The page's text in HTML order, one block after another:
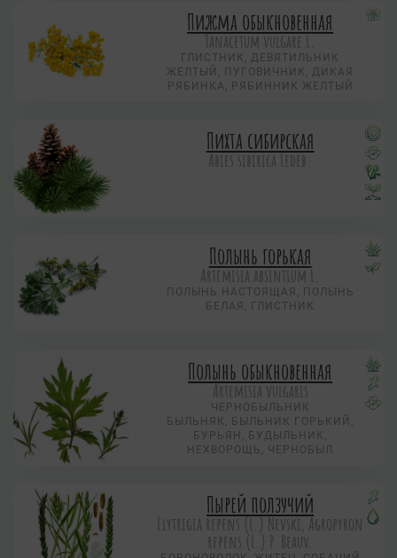
Пижма обыкновенная
Tanacetum vulgare L.
ГЛИСТНИК, ДЕВЯТИЛЬНИК
ЖЕЛТЫЙ, ПУГОВИЧНИК, ДИКАЯ
РЯБИНКА, РЯБИННИК ЖЕЛТЫЙ
Пихта сибирская
Abies sibirica Ledeb.
Полынь горькая
Artemisia absintium L.
ПОЛЫНЬ НАСТОЯЩАЯ, ПОЛЫНЬ
БЕЛАЯ, ГЛИСТНИК
Полынь обыкновенная
Artemisia vulgaris
ЧЕРНОБЫЛЬНИК
БЫЛЬНЯК, БЫЛЬНИК ГОРЬКИЙ,
БУРЬЯН, БУДЫЛЬНИК,
НЕХВОРОЩЬ, ЧЕРНОБЫЛ
Пырей ползучий
Elytrigia repens (L.) Nevski, Agropyron
repens (L.) P. Beauv.